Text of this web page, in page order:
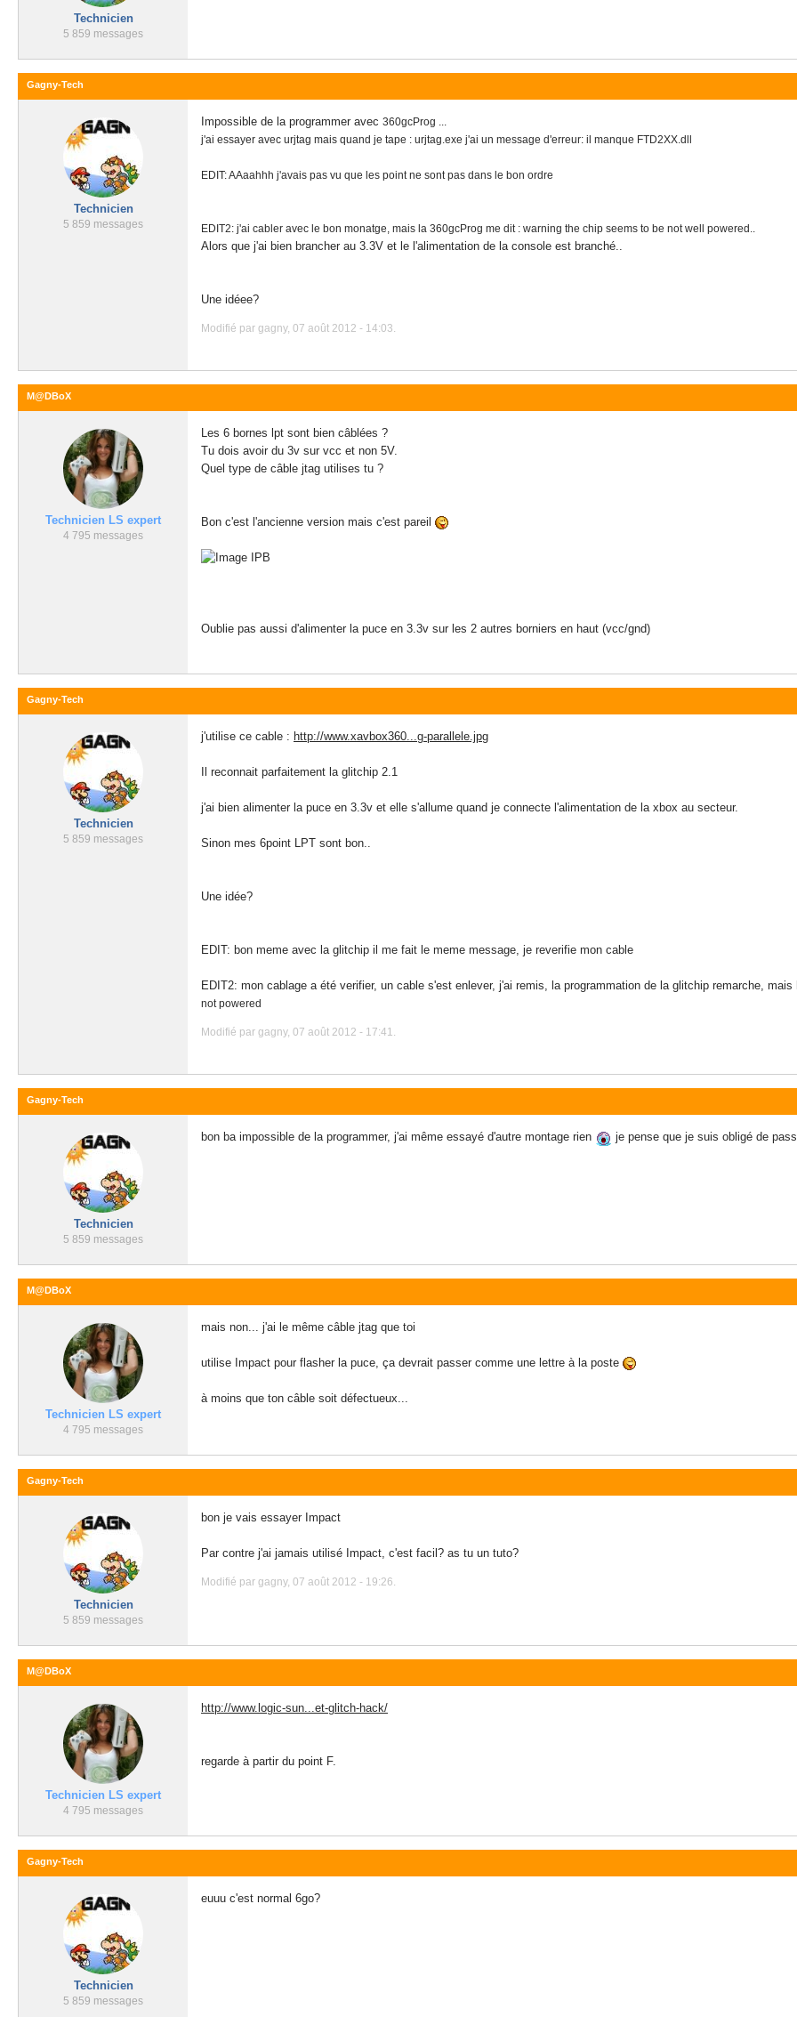
Technicien
5 859 messages
Gagny-Tech
Technicien
5 859 messages
Impossible de la programmer avec 360gcProg ...
j'ai essayer avec urjtag mais quand je tape : urjtag.exe j'ai un message d'erreur: il manque FTD2XX.dll
EDIT: AAaahhh j'avais pas vu que les point ne sont pas dans le bon ordre
EDIT2: j'ai cabler avec le bon monatge, mais la 360gcProg me dit : warning the chip seems to be not well powered..
Alors que j'ai bien brancher au 3.3V et le l'alimentation de la console est branché..
Une idéee?
Modifié par gagny, 07 août 2012 - 14:03.
M@DBoX
Technicien LS expert
4 795 messages
Les 6 bornes lpt sont bien câblées ?
Tu dois avoir du 3v sur vcc et non 5V.
Quel type de câble jtag utilises tu ?
Bon c'est l'ancienne version mais c'est pareil
Oublie pas aussi d'alimenter la puce en 3.3v sur les 2 autres borniers en haut (vcc/gnd)
Gagny-Tech
Technicien
5 859 messages
j'utilise ce cable : http://www.xavbox360...g-parallele.jpg
Il reconnait parfaitement la glitchip 2.1
j'ai bien alimenter la puce en 3.3v et elle s'allume quand je connecte l'alimentation de la xbox au secteur.
Sinon mes 6point LPT sont bon..
Une idée?
EDIT: bon meme avec la glitchip il me fait le meme message, je reverifie mon cable
EDIT2: mon cablage a été verifier, un cable s'est enlever, j'ai remis, la programmation de la glitchip remarche,
not powered
Modifié par gagny, 07 août 2012 - 17:41.
Gagny-Tech
Technicien
5 859 messages
bon ba impossible de la programmer, j'ai même essayé d'autre montage rien je pense que je suis obligé de
M@DBoX
Technicien LS expert
4 795 messages
mais non... j'ai le même câble jtag que toi
utilise Impact pour flasher la puce, ça devrait passer comme une lettre à la poste
à moins que ton câble soit défectueux...
Gagny-Tech
Technicien
5 859 messages
bon je vais essayer Impact
Par contre j'ai jamais utilisé Impact, c'est facil? as tu un tuto?
Modifié par gagny, 07 août 2012 - 19:26.
M@DBoX
Technicien LS expert
4 795 messages
http://www.logic-sun...et-glitch-hack/
regarde à partir du point F.
Gagny-Tech
Technicien
5 859 messages
euuu c'est normal 6go?